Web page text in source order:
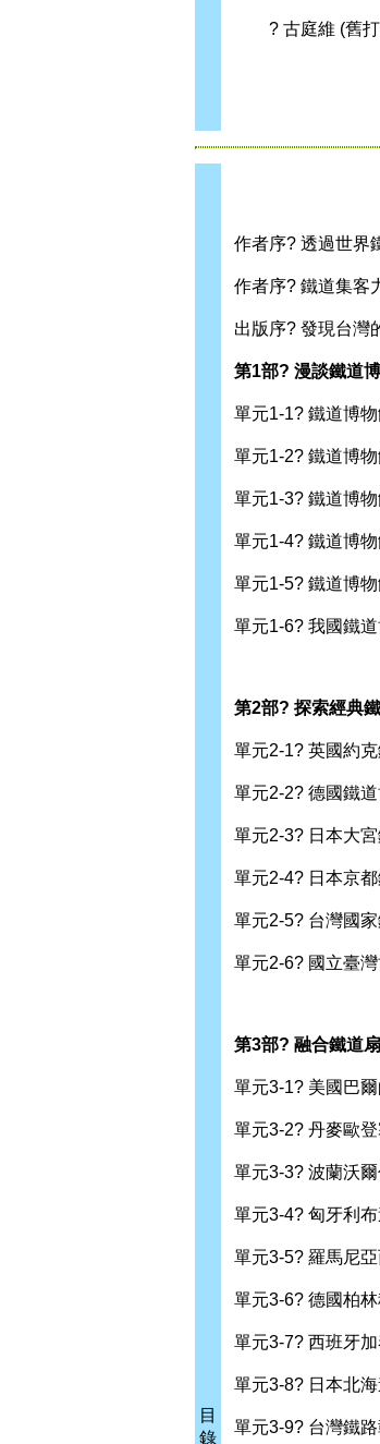
? 古庭維 (舊打
目
錄
作者序? 透過世界
作者序? 鐵道集客
出版序? 發現台灣
第1部? 漫談鐵
單元1-1? 鐵道博
單元1-2? 鐵道博
單元1-3? 鐵道博
單元1-4? 鐵道博
單元1-5? 鐵道博
單元1-6? 我國鐵
第2部? 探索經
單元2-1? 英國約
單元2-2? 德國鐵
單元2-3? 日本大
單元2-4? 日本京
單元2-5? 台灣國
單元2-6? 國立臺
第3部? 融合鐵
單元3-1? 美國巴
單元3-2? 丹麥歐
單元3-3? 波蘭沃
單元3-4? 匈牙利
單元3-5? 羅馬尼
單元3-6? 德國柏
單元3-7? 西班牙
單元3-8? 日本北
單元3-9? 台灣鐵